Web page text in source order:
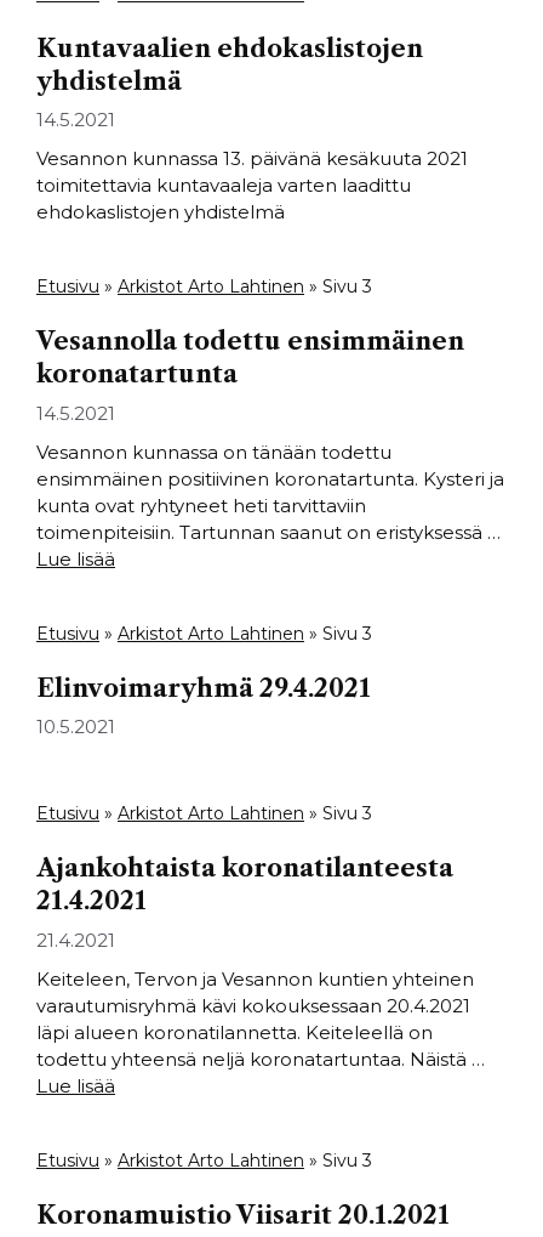
Kuntavaalien ehdokaslistojen
yhdistelmä
14.5.2021
Vesannon kunnassa 13. päivänä kesäkuuta 2021
toimitettavia kuntavaaleja varten laadittu
ehdokaslistojen yhdistelmä
Etusivu » Arkistot Arto Lahtinen » Sivu 3
Vesannolla todettu ensimmäinen
koronatartunta
14.5.2021
Vesannon kunnassa on tänään todettu
ensimmäinen positiivinen koronatartunta. Kysteri ja
kunta ovat ryhtyneet heti tarvittaviin
toimenpiteisiin. Tartunnan saanut on eristyksessä …
Lue lisää
Etusivu » Arkistot Arto Lahtinen » Sivu 3
Elinvoimaryhmä 29.4.2021
10.5.2021
Etusivu » Arkistot Arto Lahtinen » Sivu 3
Ajankohtaista koronatilanteesta
21.4.2021
21.4.2021
Keiteleen, Tervon ja Vesannon kuntien yhteinen
varautumisryhmä kävi kokouksessaan 20.4.2021
läpi alueen koronatilannetta. Keiteleellä on
todettu yhteensä neljä koronatartuntaa. Näistä …
Lue lisää
Etusivu » Arkistot Arto Lahtinen » Sivu 3
Koronamuistio Viisarit 20.1.2021